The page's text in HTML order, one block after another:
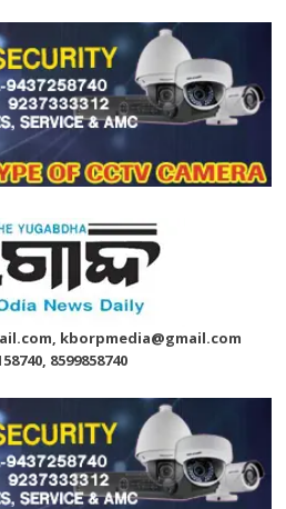
kborpmedia@gmail.com
8599858740